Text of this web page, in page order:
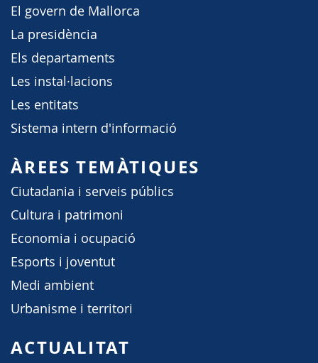
El govern de Mallorca
La presidència
Els departaments
Les instal·lacions
Les entitats
Sistema intern d'informació
ÀREES TEMÀTIQUES
Ciutadania i serveis públics
Cultura i patrimoni
Economia i ocupació
Esports i joventut
Medi ambient
Urbanisme i territori
ACTUALITAT